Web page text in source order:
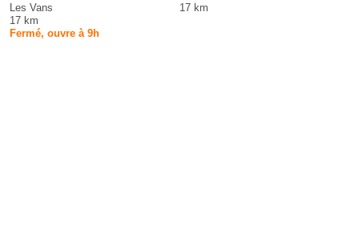
Les Vans
17 km
Fermé, ouvre à 9h
17 km